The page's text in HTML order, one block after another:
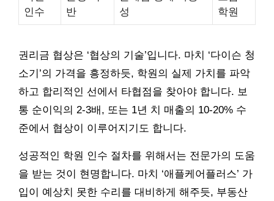
인수
반
성
학원
권리금 협상은 ‘협상의 기술’입니다. 마치 ‘다이슨 청
소기’의 가격을 흥정하듯, 학원의 실제 가치를 파악
하고 합리적인 선에서 타협점을 찾아야 합니다. 보
통 순이익의 2-3배, 또는 1년 치 매출의 10-20% 수
준에서 협상이 이루어지기도 합니다.
성공적인 학원 인수 절차를 위해서는 전문가의 도움
을 받는 것이 현명합니다. 마치 ‘애플케어플러스’ 가
입이 예상치 못한 수리를 대비하게 해주듯, 부동산